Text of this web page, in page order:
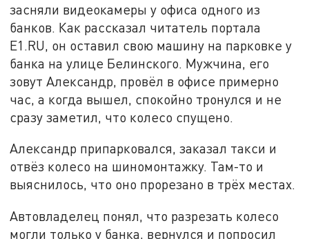
засняли видеокамеры у офиса одного из
банков. Как рассказал читатель портала
E1.RU, он оставил свою машину на парковке у
банка на улице Белинского. Мужчина, его
зовут Александр, провёл в офисе примерно
час, а когда вышел, спокойно тронулся и не
сразу заметил, что колесо спущено.
Александр припарковался, заказал такси и
отвёз колесо на шиномонтажку. Там-то и
выяснилось, что оно прорезано в трёх местах.
Автовладелец понял, что разрезать колесо
могли только у банка, вернулся и попросил